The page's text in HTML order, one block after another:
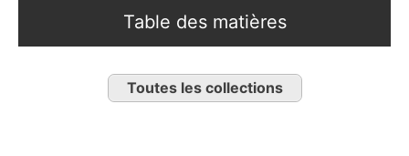
Table des matières
Toutes les collections